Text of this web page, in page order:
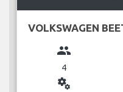
VOLKSWAGEN
group
4
miscellaneous_services